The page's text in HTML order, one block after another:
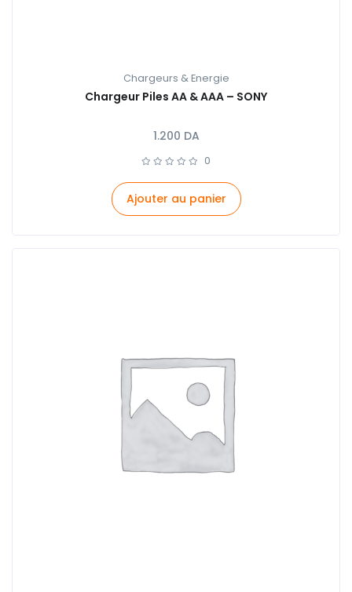
Chargeurs & Energie
Chargeur Piles AA & AAA – SONY
1.200 DA
0
Ajouter au panier